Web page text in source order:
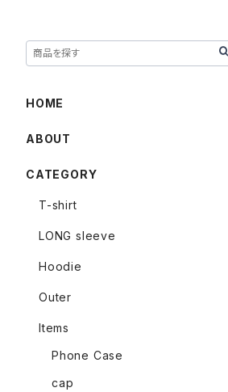
HOME
ABOUT
CATEGORY
T-shirt
LONG sleeve
Hoodie
Outer
Items
Phone Case
cap